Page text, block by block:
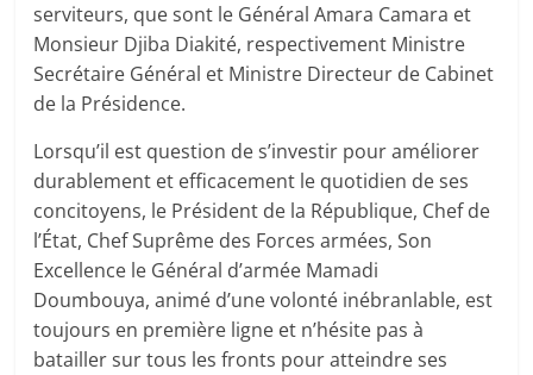
serviteurs, que sont le Général Amara Camara et
Monsieur Djiba Diakité, respectivement Ministre
Secrétaire Général et Ministre Directeur de Cabinet
de la Présidence.
Lorsqu’il est question de s’investir pour améliorer
durablement et efficacement le quotidien de ses
concitoyens, le Président de la République, Chef de
l’État, Chef Suprême des Forces armées, Son
Excellence le Général d’armée Mamadi
Doumbouya, animé d’une volonté inébranlable, est
toujours en première ligne et n’hésite pas à
batailler sur tous les fronts pour atteindre ses